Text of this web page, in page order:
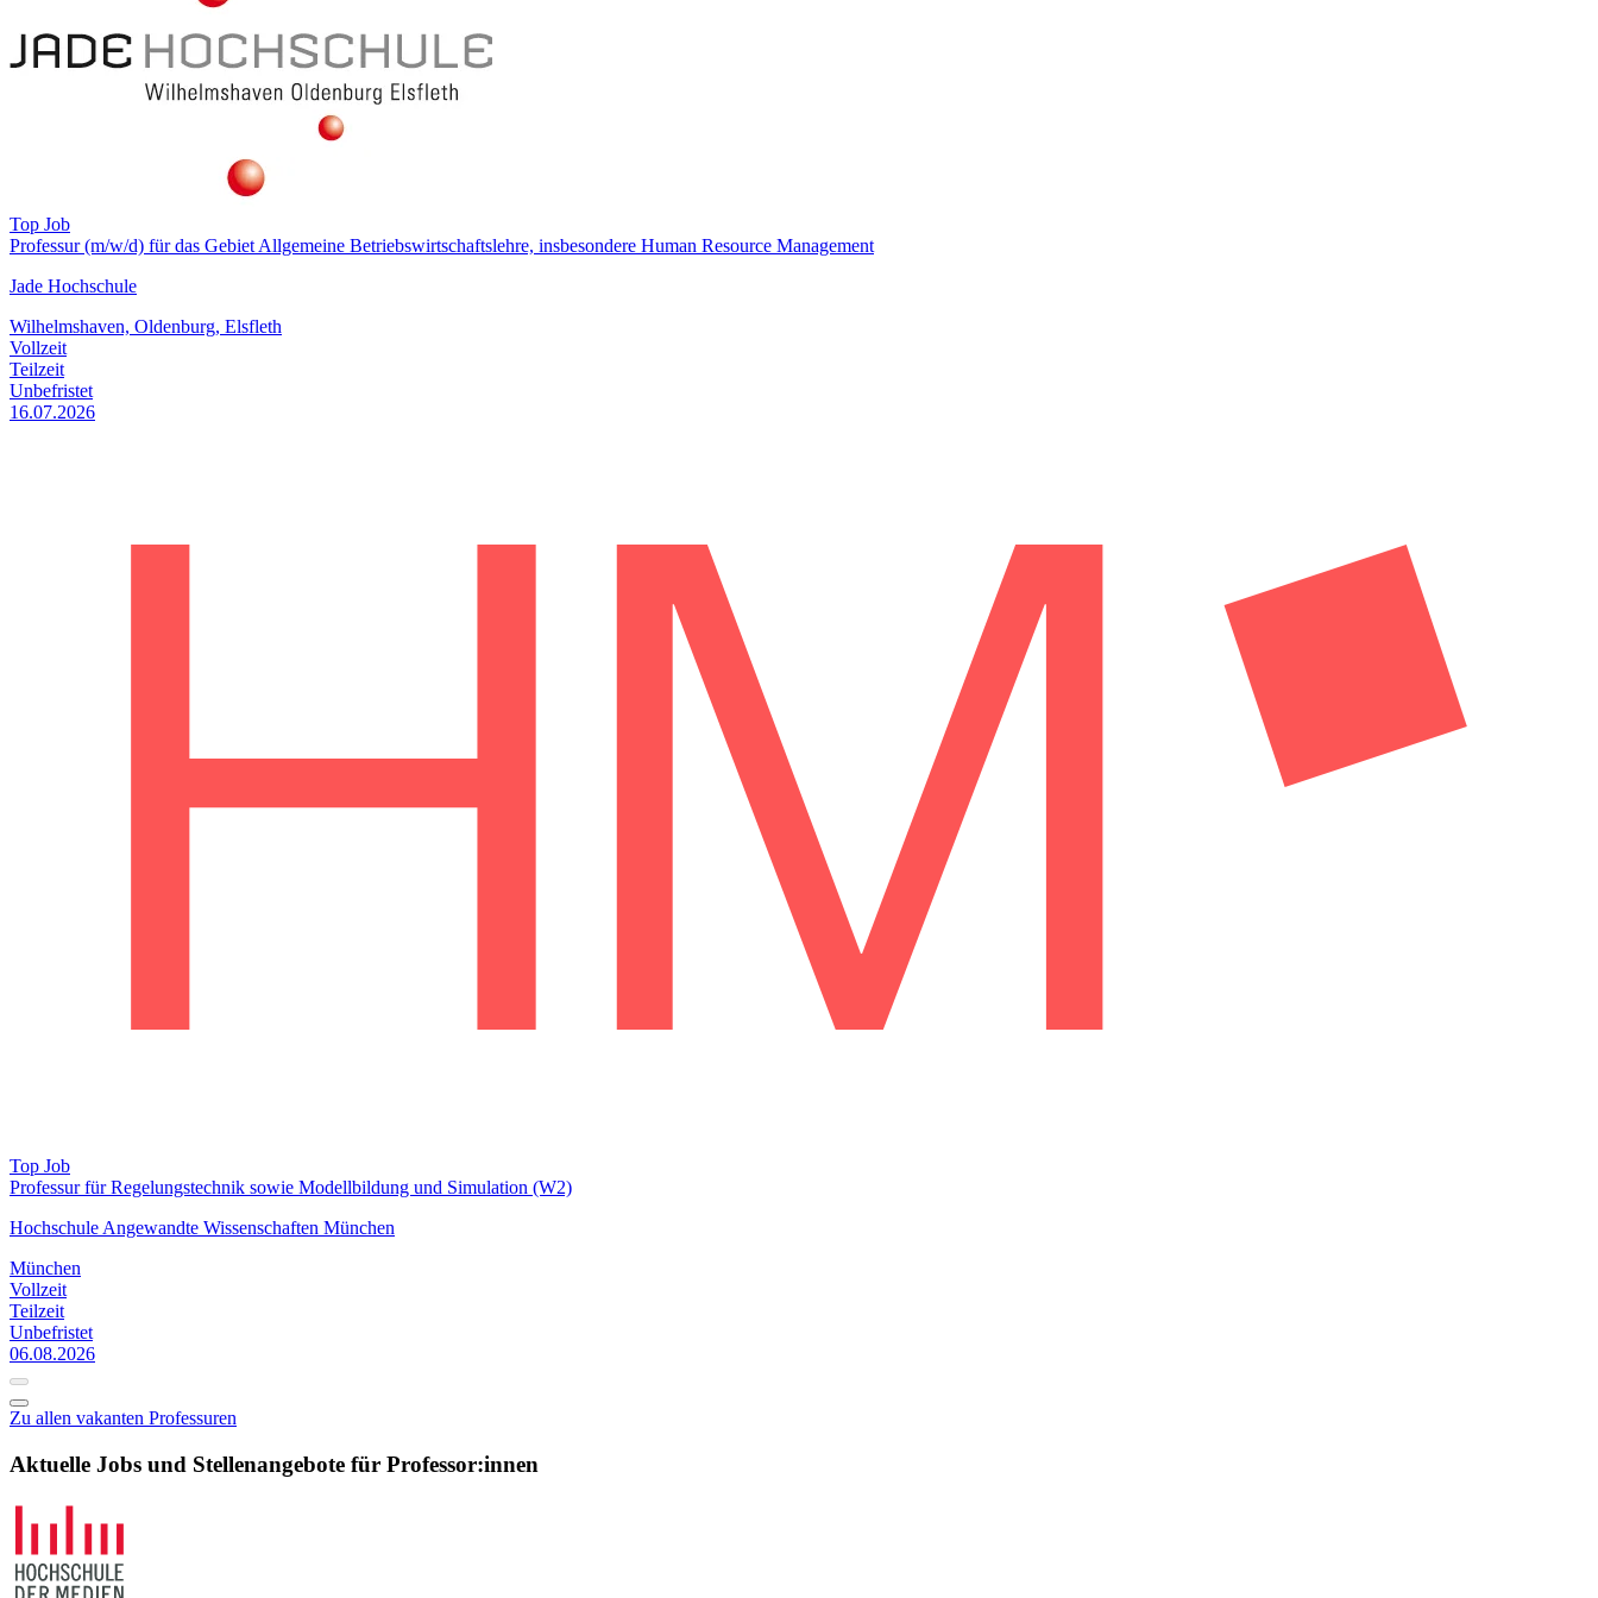
Top Job
Professur (m/w/d) für das Gebiet Allgemeine Betriebswirtschaftslehre, insbesondere Human Resource Management
Jade Hochschule
Wilhelmshaven, Oldenburg, Elsfleth
Vollzeit
Teilzeit
Unbefristet
16.07.2026
Top Job
Professur für Regelungs­technik sowie Modell­bildung und Simulation (W2)
Hochschule Angewandte Wissenschaften München
München
Vollzeit
Teilzeit
Unbefristet
06.08.2026
Zu allen vakanten Professuren
Aktuelle Jobs und Stellenangebote für Professor:innen